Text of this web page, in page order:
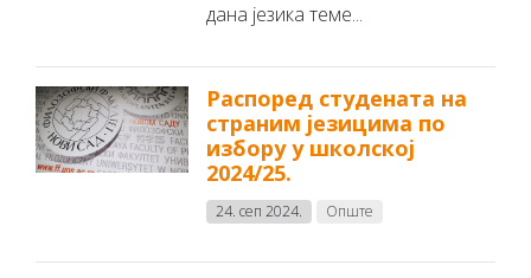
дана језика теме...
Распоред студената на
страним језицима по
избору у школској
2024/25.
24. сеп 2024. Опште